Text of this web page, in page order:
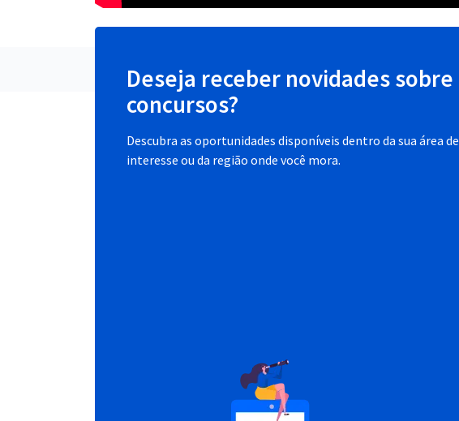
Deseja receber novidades sobre
concursos?
Descubra as oportunidades disponíveis dentro da sua área de
interesse ou da região onde você mora.